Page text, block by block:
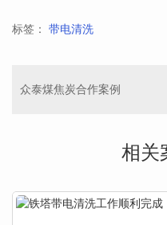
标签： 带电清洗
众泰煤焦炭合作案例
相关